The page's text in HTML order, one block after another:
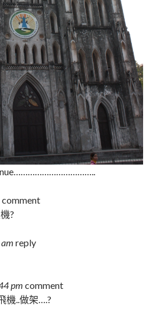
comment
?
reply
pm comment
機..做架….?